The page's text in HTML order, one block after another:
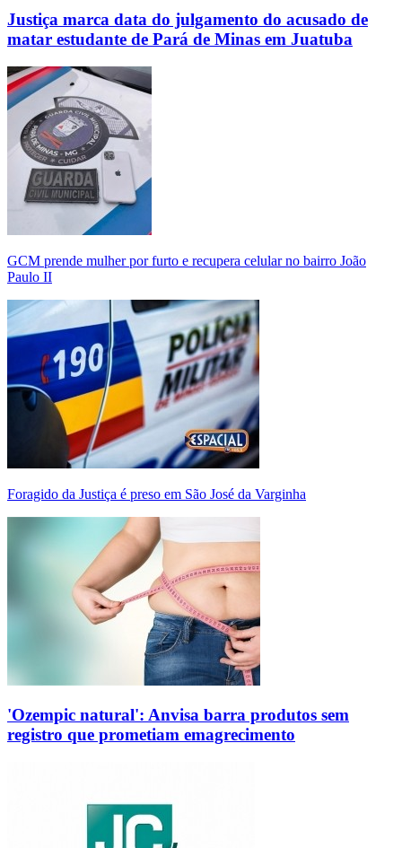
Justiça marca data do julgamento do acusado de
matar estudante de Pará de Minas em Juatuba
GCM prende mulher por furto e recupera celular no bairro João
Paulo II
Foragido da Justiça é preso em São José da Varginha
'Ozempic natural': Anvisa barra produtos sem
registro que prometiam emagrecimento